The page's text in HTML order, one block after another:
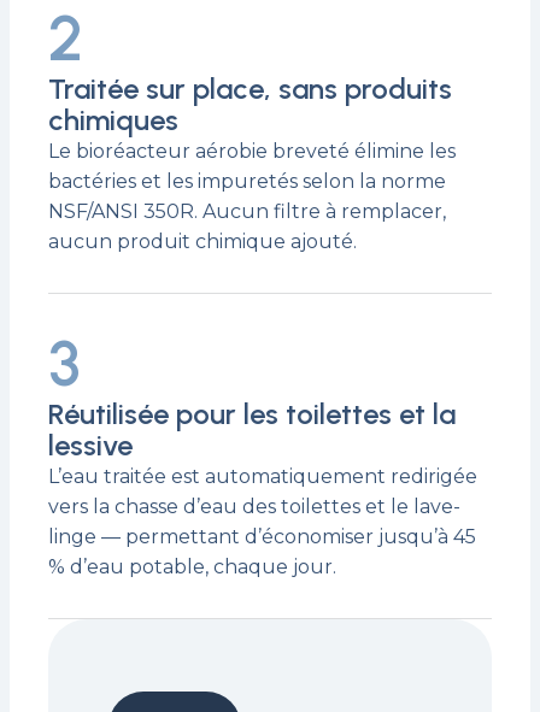
2
Traitée sur place, sans produits
chimiques
Le bioréacteur aérobie breveté élimine les
bactéries et les impuretés selon la norme
NSF/ANSI 350R. Aucun filtre à remplacer,
aucun produit chimique ajouté.
3
Réutilisée pour les toilettes et la
lessive
L’eau traitée est automatiquement redirigée
vers la chasse d’eau des toilettes et le lave-
linge — permettant d’économiser jusqu’à 45
% d’eau potable, chaque jour.